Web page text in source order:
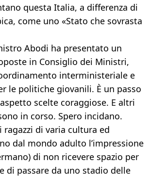
questa Italia, a differenza di
come uno «Stato che sovrasta
Abodi ha presentato un
in Consiglio dei Ministri,
interministeriale e
le politiche giovanili. È un passo
scelte coraggiose. E altri
in corso. Spero incidano.
di varia cultura ed
dal mondo adulto l’impressione
di non ricevere spazio per
di passare da uno stadio delle